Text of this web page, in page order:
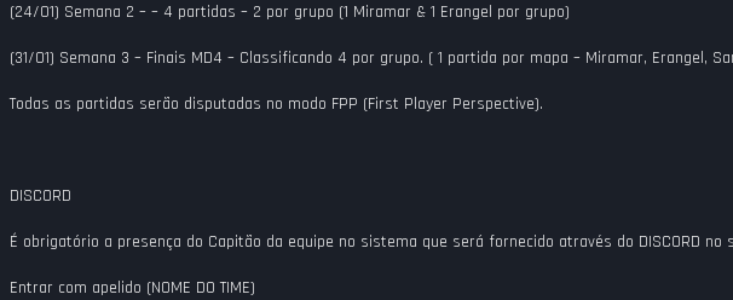
(24/01) Semana 2 – – 4 partidas – 2 por grupo (1 Miramar & 1 Erangel por grupo)
(31/01) Semana 3 – Finais MD4 – Classificando 4 por grupo. ( 1 partida por mapa – Miramar, Erangel,
Todas as partidas serão disputadas no modo FPP (First Player Perspective).
DISCORD
É obrigatório a presença do Capitão da equipe no sistema que será fornecido através do DISCORD
Entrar com apelido (NOME DO TIME)